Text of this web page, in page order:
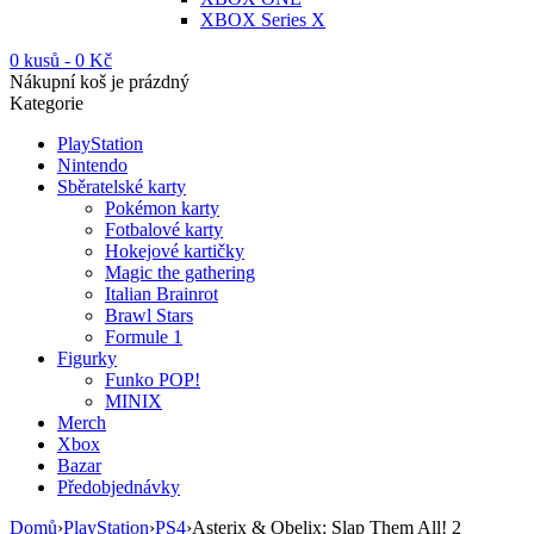
XBOX Series X
0 kusů - 0 Kč
Nákupní koš je prázdný
Kategorie
PlayStation
Nintendo
Sběratelské karty
Pokémon karty
Fotbalové karty
Hokejové kartičky
Magic the gathering
Italian Brainrot
Brawl Stars
Formule 1
Figurky
Funko POP!
MINIX
Merch
Xbox
Bazar
Předobjednávky
Domů›PlayStation›PS4›Asterix & Obelix: Slap Them All! 2